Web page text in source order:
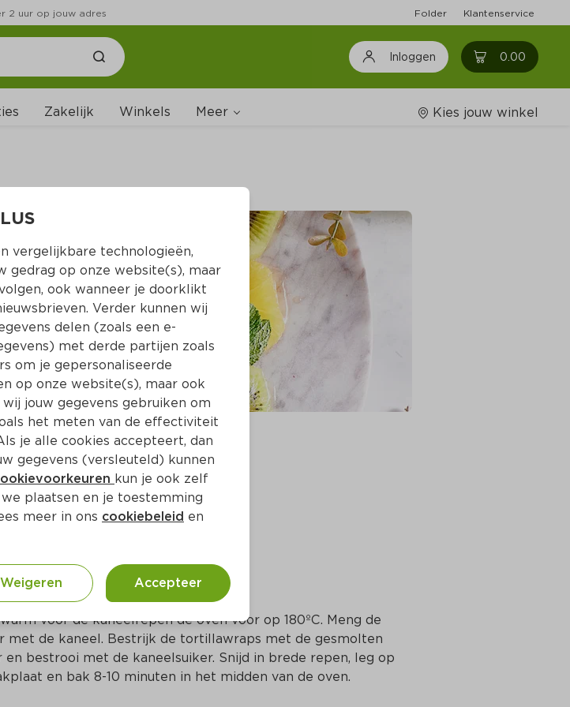
2 uur op jouw adres Folder Klantenservice
Inloggen 0.00 0
Zakelijk Winkels Meer
Wijnshop
Boodschappenlijstjes
Kies jouw winkel
voor de kaneel­repen de oven voor op 180ºC. Meng de
met de kaneel. Bestrijk de tortilla­wraps met de gesmolten
en bestrooi met de kaneelsuiker. Snijd in brede repen, leg op
en bak 8­-10 minuten in het midden van de oven.
vergelijkbare technologieën,
gedrag op onze website(s), maar
ook wanneer je doorklikt
Verder kunnen wij
delen (zoals een e-
met derde partijen zoals
om je gepersonaliseerde
op onze website(s), maar ook
jouw gegevens gebruiken om
het meten van de effectiviteit
je alle cookies accepteert, dan
gegevens (versleuteld) kunnen
kun je ook zelf
plaatsen en je toestemming
meer in ons cookiebeleid en
Weigeren Accepteer